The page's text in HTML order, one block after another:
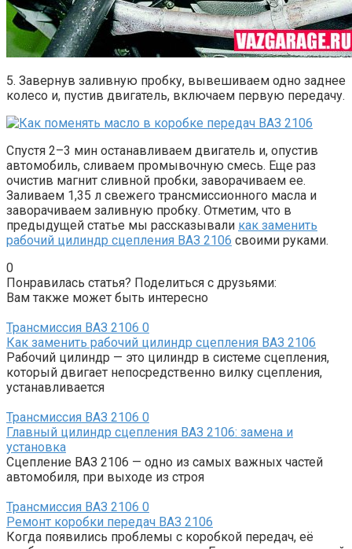
5. Завернув заливную пробку, вывешиваем одно заднее
колесо и, пустив двигатель, включаем первую передачу.
Спустя 2–3 мин останавливаем двигатель и, опустив
автомобиль, сливаем промывочную смесь. Еще раз
очистив магнит сливной пробки, заворачиваем ее.
Заливаем 1,35 л свежего трансмиссионного масла и
заворачиваем заливную пробку. Отметим, что в
предыдущей статье мы рассказывали как заменить
рабочий цилиндр сцепления ВАЗ 2106 своими руками.
0
Понравилась статья? Поделиться с друзьями:
Вам также может быть интересно
Трансмиссия ВАЗ 2106 0
Как заменить рабочий цилиндр сцепления ВАЗ 2106
Рабочий цилиндр — это цилиндр в системе сцепления,
который двигает непосредственно вилку сцепления,
устанавливается
Трансмиссия ВАЗ 2106 0
Главный цилиндр сцепления ВАЗ 2106: замена и
установка
Сцепление ВАЗ 2106 — одно из самых важных частей
автомобиля, при выходе из строя
Трансмиссия ВАЗ 2106 0
Ремонт коробки передач ВАЗ 2106
Когда появились проблемы с коробкой передач, её